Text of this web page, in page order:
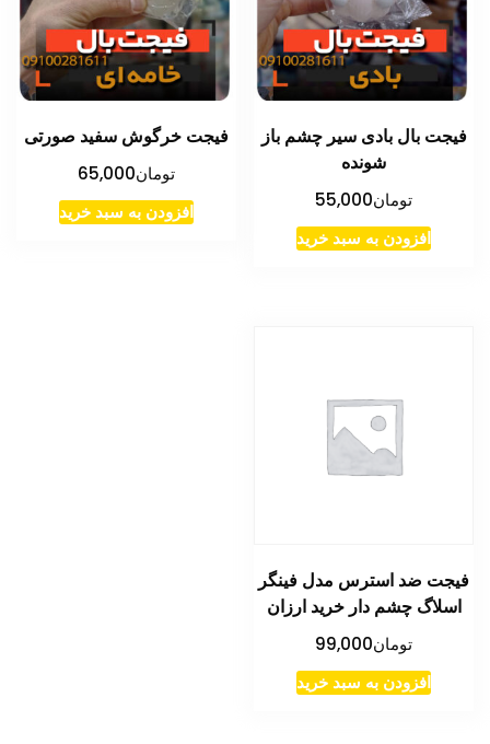
فیجت بال بادی سیر چشم باز
شونده
تومان55,000
افزودن به سبد خرید
فیجت خرگوش سفید صورتی
تومان65,000
افزودن به سبد خرید
فیجت ضد استرس مدل فینگر
اسلاگ چشم دار خرید ارزان
تومان99,000
افزودن به سبد خرید